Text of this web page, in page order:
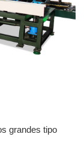
grandes tipo